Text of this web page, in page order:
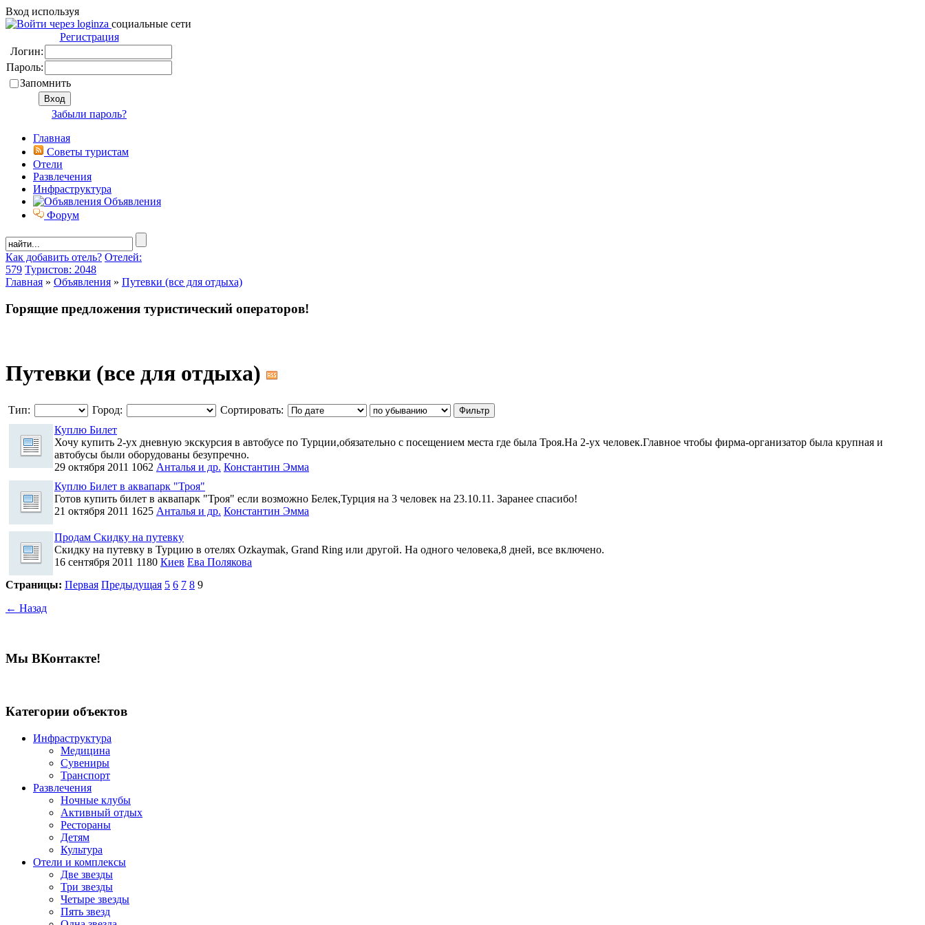
Вход используя
социальные сети
Регистрация
Логин:
Пароль:
Запомнить
Забыли пароль?
Главная
Советы туристам
Отели
Развлечения
Инфраструктура
Объявления
Форум
Как добавить отель? Отелей:
579 Туристов: 2048
Главная » Объявления » Путевки (все для отдыха)
Горящие предложения туристический операторов!
Путевки (все для отдыха)
Тип: Город:
Сортировать:
Куплю Билет
Хочу купить 2-ух дневную экскурсия в автобусе по Турции,обязательно с посещением места где была Троя.На 2-ух человек.Главное чтобы фирма-организатор была крупная и
автобусы были оборудованы безупречно.
29 октября 2011 1062 Анталья и др. Константин Эмма
Куплю Билет в аквапарк "Троя"
Готов купить билет в аквапарк "Троя" если возможно Белек,Турция на 3 человек на 23.10.11. Заранее спасибо!
21 октября 2011 1625 Анталья и др. Константин Эмма
Продам Скидку на путевку
Скидку на путевку в Турцию в отелях Ozkaymak, Grand Ring или другой. На одного человека,8 дней, все включено.
16 сентября 2011 1180 Киев Ева Полякова
Страницы: Первая Предыдущая 5 6 7 8 9
← Назад
Мы ВКонтакте!
Категории объектов
Инфраструктура
Медицина
Сувениры
Транспорт
Развлечения
Ночные клубы
Активный отдых
Рестораны
Детям
Культура
Отели и комплексы
Две звезды
Три звезды
Четыре звезды
Пять звезд